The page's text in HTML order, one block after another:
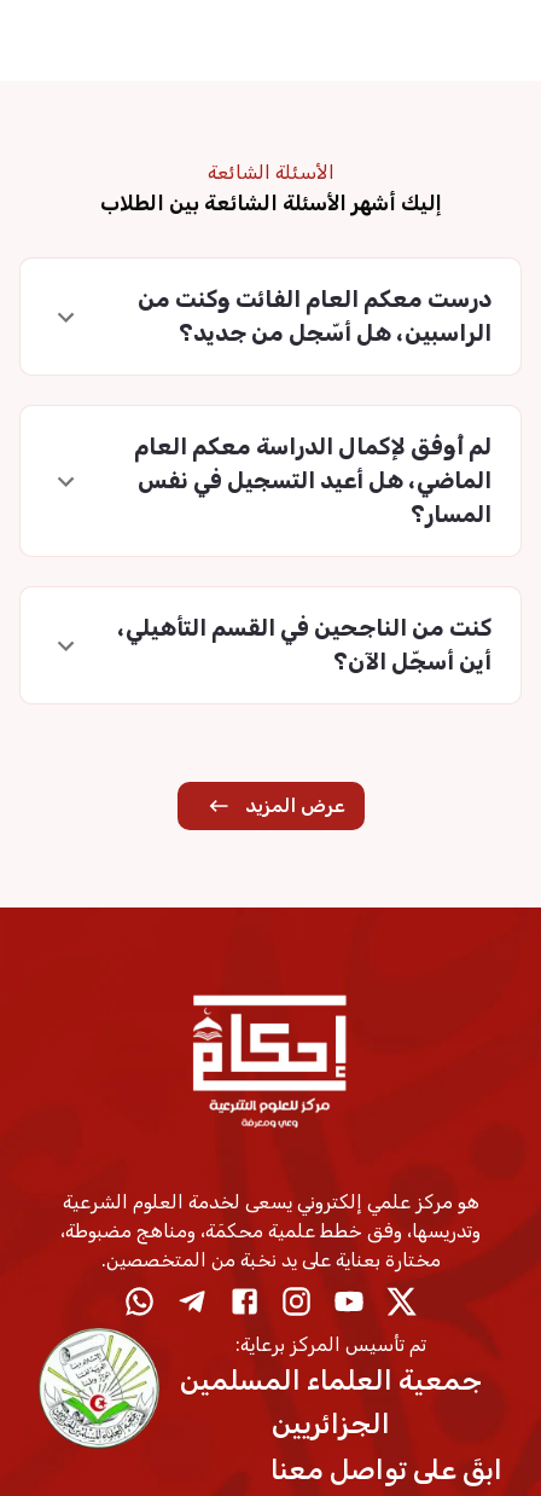
الأسئلة الشائعة
إليك أشهر الأسئلة الشائعة بين الطلاب
درست معكم العام الفائت وكنت من
الراسبين، هل أسّجل من جديد؟
لم أُوفَق لإكمال الدراسة معكم العام
الماضي، هل أعيد التسجيل في نفس
المسار؟
كنت من الناجحين في القسم التأهيلي،
أين أسجّل الآن؟
عرض المزيد
هو مركز علمي إلكتروني يسعى لخدمة العلوم الشرعية
وتدريسها، وفق خطط علمية محكمَة، ومناهج مضبوطة،
مختارة بعناية على يد نخبة من المتخصصين.
تم تأسيس المركز برعاية:
جمعية العلماء المسلمين
الجزائريين
ابقَ على تواصل معنا